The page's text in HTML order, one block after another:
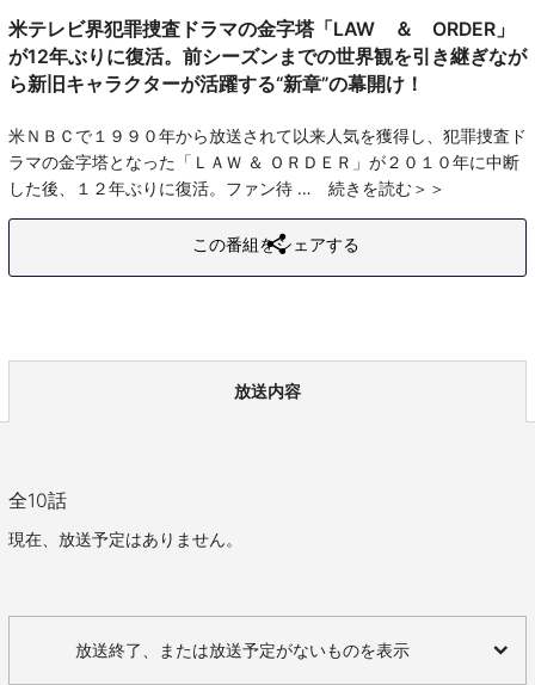
米テレビ界犯罪捜査ドラマの金字塔「LAW ＆ ORDER」
が12年ぶりに復活。前シーズンまでの世界観を引き継ぎなが
ら新旧キャラクターが活躍する“新章”の幕開け！
米ＮＢＣで１９９０年から放送されて以来人気を獲得し、犯罪捜査ド
ラマの金字塔となった「ＬＡＷ ＆ ＯＲＤＥＲ」が２０１０年に中断
した後、１２年ぶりに復活。ファン待
続きを読む
この番組をシェアする
放送内容
全10話
現在、放送予定はありません。
放送終了、または放送予定がないものを表示